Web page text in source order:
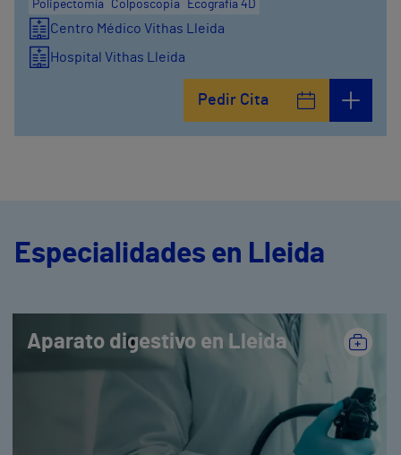
Polipectomía Colposcopia Ecografía 4D
Centro Médico Vithas Lleida
Hospital Vithas Lleida
Pedir Cita
Especialidades en Lleida
Aparato digestivo en Lleida